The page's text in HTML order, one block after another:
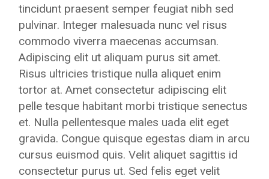
tincidunt praesent semper feugiat nibh sed
pulvinar. Integer malesuada nunc vel risus
commodo viverra maecenas accumsan.
Adipiscing elit ut aliquam purus sit amet.
Risus ultricies tristique nulla aliquet enim
tortor at. Amet consectetur adipiscing elit
pelle tesque habitant morbi tristique senectus
et. Nulla pellentesque males uada elit eget
gravida. Congue quisque egestas diam in arcu
cursus euismod quis. Velit aliquet sagittis id
consectetur purus ut. Sed felis eget velit